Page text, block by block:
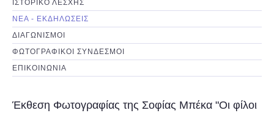
ΙΣΤΟΡΙΚΟ ΛΕΣΧΗΣ
ΝΕΑ - ΕΚΔΗΛΩΣΕΙΣ
ΔΙΑΓΩΝΙΣΜΟΙ
ΦΩΤΟΓΡΑΦΙΚΟΙ ΣΥΝΔΕΣΜΟΙ
ΕΠΙΚΟΙΝΩΝΙΑ
Έκθεση Φωτογραφίας της Σοφίας Μπέκα "Οι φίλοι